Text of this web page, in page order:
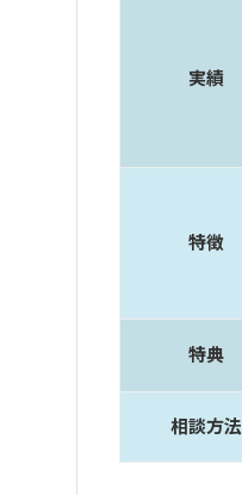
実績
特徴
特典
相談方法